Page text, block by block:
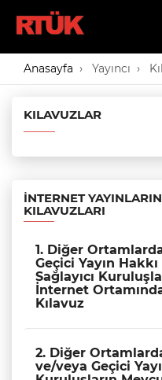
Anasayfa Yayıncı
KILAVUZLAR
İNTERNET
KILAVUZLARI
1. Diğer
Geçici Yayın
Sağlayıcı
İnternet
Kılavuz
2. Diğer
ve/veya Geçici